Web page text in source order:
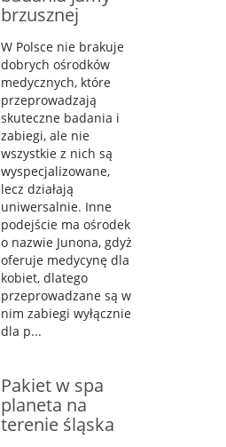
brzusznej
W Polsce nie brakuje
dobrych ośrodków
medycznych, które
przeprowadzają
skuteczne badania i
zabiegi, ale nie
wszystkie z nich są
wyspecjalizowane,
lecz działają
uniwersalnie. Inne
podejście ma ośrodek
o nazwie Junona, gdyż
oferuje medycynę dla
kobiet, dlatego
przeprowadzane są w
nim zabiegi wyłącznie
dla p...
Pakiet w spa
planeta na
terenie śląska